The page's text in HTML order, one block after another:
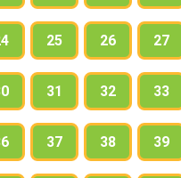
25 26 27
31 32 33
37 38 39